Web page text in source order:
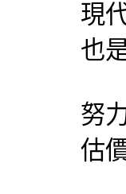
現
也
努
估